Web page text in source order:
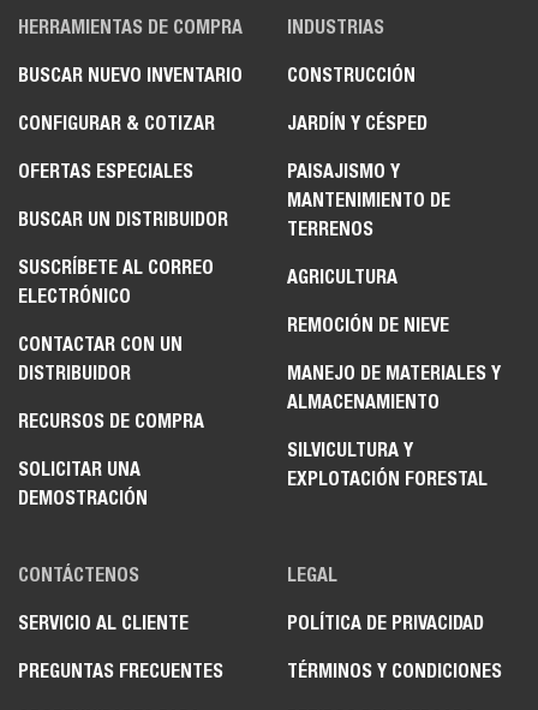
HERRAMIENTAS DE COMPRA
BUSCAR NUEVO INVENTARIO
CONFIGURAR & COTIZAR
OFERTAS ESPECIALES
BUSCAR UN DISTRIBUIDOR
SUSCRÍBETE AL CORREO
ELECTRÓNICO
CONTACTAR CON UN
DISTRIBUIDOR
RECURSOS DE COMPRA
SOLICITAR UNA
DEMOSTRACIÓN
INDUSTRIAS
CONSTRUCCIÓN
JARDÍN Y CÉSPED
PAISAJISMO Y
MANTENIMIENTO DE
TERRENOS
AGRICULTURA
REMOCIÓN DE NIEVE
MANEJO DE MATERIALES Y
ALMACENAMIENTO
SILVICULTURA Y
EXPLOTACIÓN FORESTAL
CONTÁCTENOS
SERVICIO AL CLIENTE
PREGUNTAS FRECUENTES
LEGAL
POLÍTICA DE PRIVACIDAD
TÉRMINOS Y CONDICIONES